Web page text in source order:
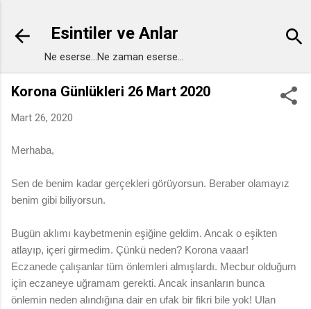
Esintiler ve Anlar
Ne eserse...Ne zaman eserse...
Korona Günlükleri 26 Mart 2020
Mart 26, 2020
Merhaba,
Sen de benim kadar gerçekleri görüyorsun. Beraber olamayız
benim gibi biliyorsun.
Bugün aklımı kaybetmenin eşiğine geldim. Ancak o eşikten
atlayıp, içeri girmedim. Çünkü neden? Korona vaaar!
Eczanede çalışanlar tüm önlemleri almışlardı. Mecbur olduğum
için eczaneye uğramam gerekti. Ancak insanların bunca
önlemin neden alındığına dair en ufak bir fikri bile yok! Ulan